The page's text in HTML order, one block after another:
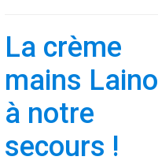
La crème
mains Laino
à notre
secours !